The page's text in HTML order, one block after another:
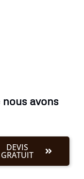
avons
DEVIS
GRATUIT